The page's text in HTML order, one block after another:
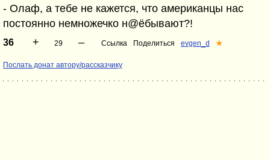
- Олаф, а тебе не кажется, что американцы нас
постоянно немножечко н@ёбывают?!
36 + 29 – Ссылка Поделиться evgen_d ★
Послать донат автору/рассказчику